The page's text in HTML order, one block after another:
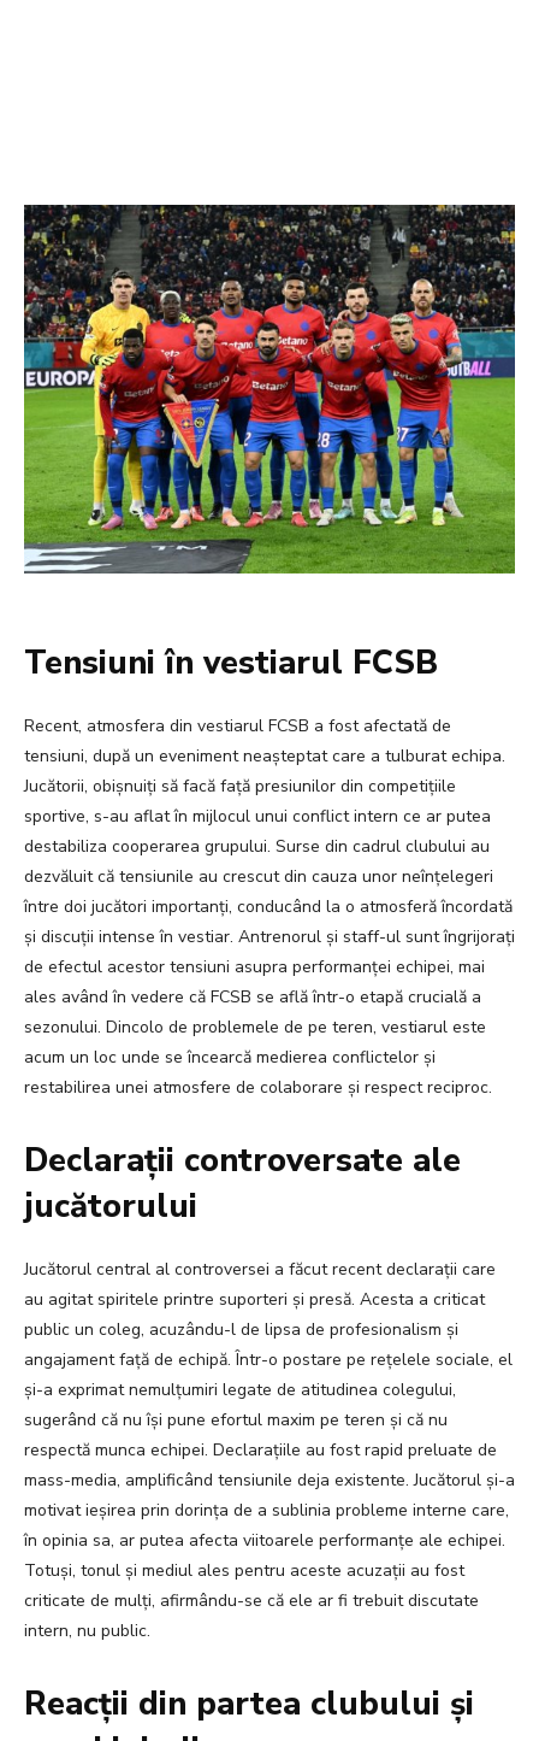
Tensiuni în vestiarul FCSB
Recent, atmosfera din vestiarul FCSB a fost afectată de
tensiuni, după un eveniment neașteptat care a tulburat echipa.
Jucătorii, obișnuiți să facă față presiunilor din competițiile
sportive, s-au aflat în mijlocul unui conflict intern ce ar putea
destabiliza cooperarea grupului. Surse din cadrul clubului au
dezvăluit că tensiunile au crescut din cauza unor neînțelegeri
între doi jucători importanți, conducând la o atmosferă încordată
și discuții intense în vestiar. Antrenorul și staff-ul sunt îngrijorați
de efectul acestor tensiuni asupra performanței echipei, mai
ales având în vedere că FCSB se află într-o etapă crucială a
sezonului. Dincolo de problemele de pe teren, vestiarul este
acum un loc unde se încearcă medierea conflictelor și
restabilirea unei atmosfere de colaborare și respect reciproc.
Declarații controversate ale
jucătorului
Jucătorul central al controversei a făcut recent declarații care
au agitat spiritele printre suporteri și presă. Acesta a criticat
public un coleg, acuzându-l de lipsa de profesionalism și
angajament față de echipă. Într-o postare pe rețelele sociale, el
și-a exprimat nemulțumiri legate de atitudinea colegului,
sugerând că nu își pune efortul maxim pe teren și că nu
respectă munca echipei. Declarațiile au fost rapid preluate de
mass-media, amplificând tensiunile deja existente. Jucătorul și-a
motivat ieșirea prin dorința de a sublinia probleme interne care,
în opinia sa, ar putea afecta viitoarele performanțe ale echipei.
Totuși, tonul și mediul ales pentru aceste acuzații au fost
criticate de mulți, afirmându-se că ele ar fi trebuit discutate
intern, nu public.
Reacții din partea clubului și